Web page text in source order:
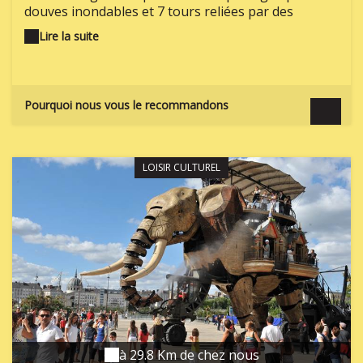
douves inondables et 7 tours reliées par des
courtines. Sa jolie cour intérieure et son musée
d'Histoire Urbaine contant l'histoire de Nantes en 7
Lire la suite
Pourquoi nous vous le recommandons
LOISIR CULTUREL
à 29.8 Km de chez nous